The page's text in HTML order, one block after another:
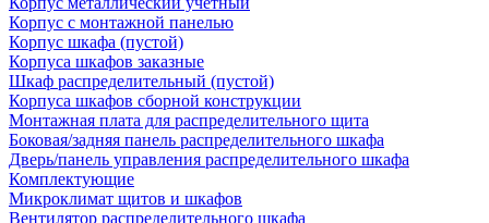
Корпус с монтажной панелью
Корпус шкафа (пустой)
Корпуса шкафов заказные
Шкаф распределительный (пустой)
Корпуса шкафов сборной конструкции
Монтажная плата для распределительного щита
Боковая/задняя панель распределительного шкафа
Дверь/панель управления распределительного шкафа
Комплектующие
Микроклимат щитов и шкафов
Вентилятор распределительного шкафа